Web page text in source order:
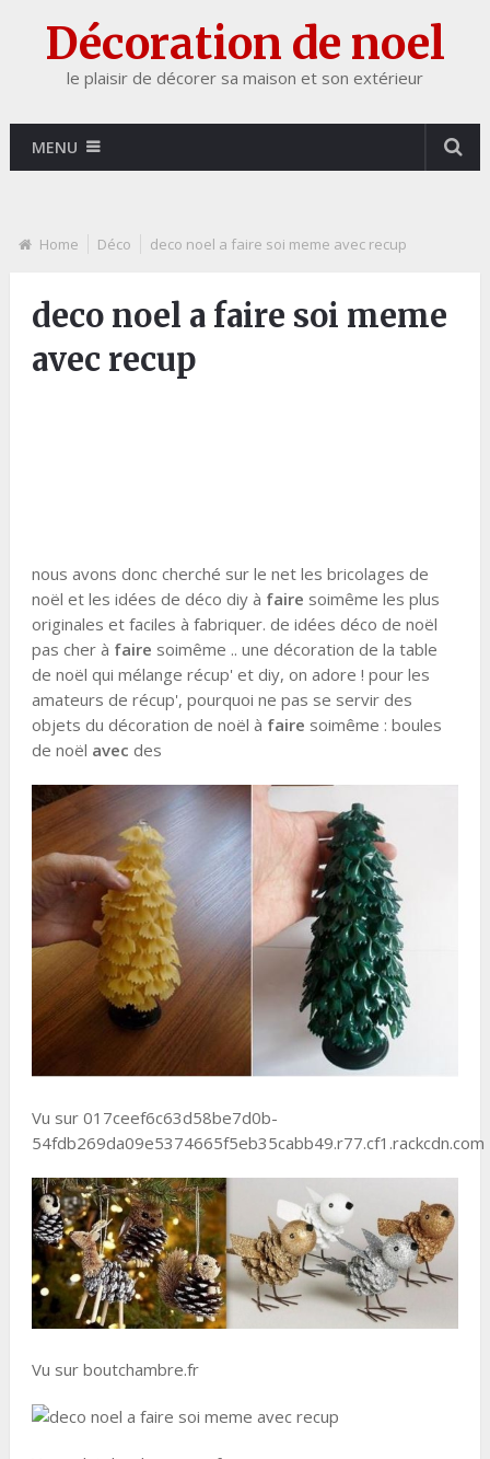
Décoration de noel
le plaisir de décorer sa maison et son extérieur
MENU
Home Déco deco noel a faire soi meme avec recup
deco noel a faire soi meme
avec recup
nous avons donc cherché sur le net les bricolages de
noël et les idées de déco diy à faire soimême les plus
originales et faciles à fabriquer. de idées déco de noël
pas cher à faire soimême .. une décoration de la table
de noël qui mélange récup' et diy, on adore ! pour les
amateurs de récup', pourquoi ne pas se servir des
objets du décoration de noël à faire soimême : boules
de noël avec des
Vu sur 017ceef6c63d58be7d0b-
54fdb269da09e5374665f5eb35cabb49.r77.cf1.rackcdn.com
Vu sur boutchambre.fr